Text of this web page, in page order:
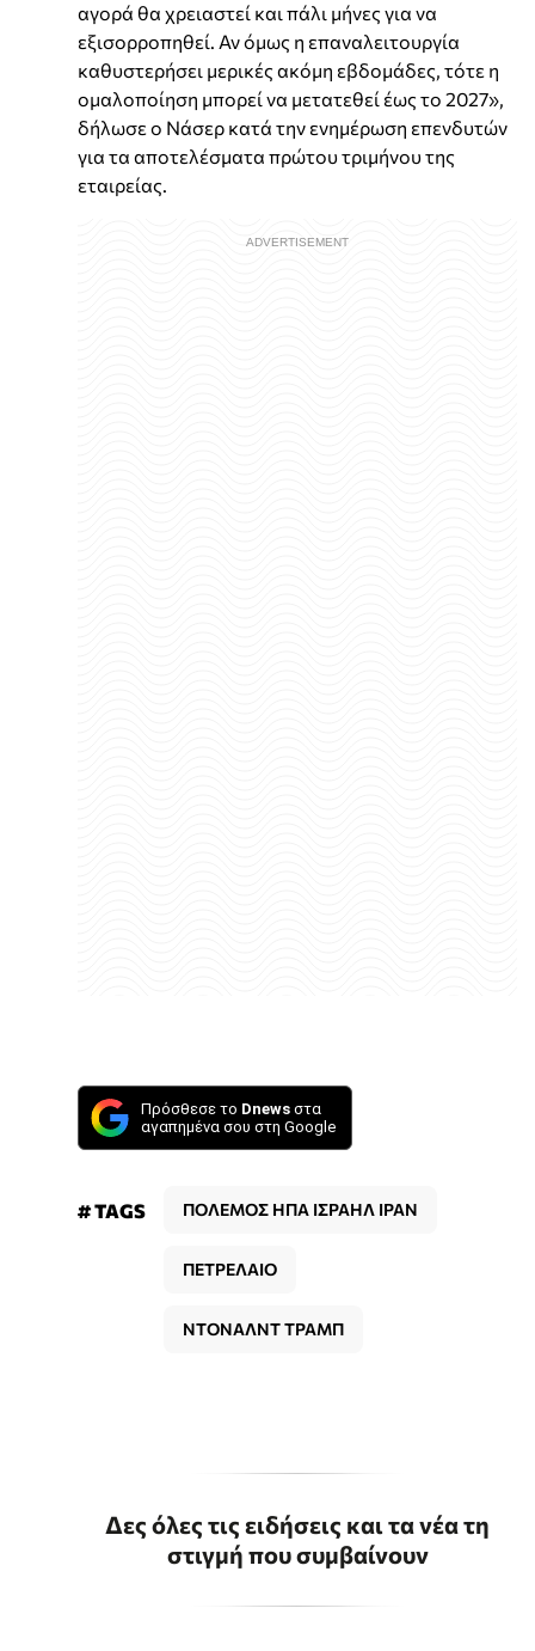
αγορά θα χρειαστεί και πάλι μήνες για να
εξισορροπηθεί. Αν όμως η επαναλειτουργία
καθυστερήσει μερικές ακόμη εβδομάδες, τότε η
ομαλοποίηση μπορεί να μετατεθεί έως το 2027»,
δήλωσε ο Νάσερ κατά την ενημέρωση επενδυτών
για τα αποτελέσματα πρώτου τριμήνου της
εταιρείας.
Πρόσθεσε το Dnews στα
αγαπημένα σου στη Google
# TAGS ΠΟΛΕΜΟΣ ΗΠΑ ΙΣΡΑΗΛ ΙΡΑΝ
ΠΕΤΡΕΛΑΙΟ
ΝΤΟΝΑΛΝΤ ΤΡΑΜΠ
Δες όλες τις ειδήσεις και τα νέα τη
στιγμή που συμβαίνουν